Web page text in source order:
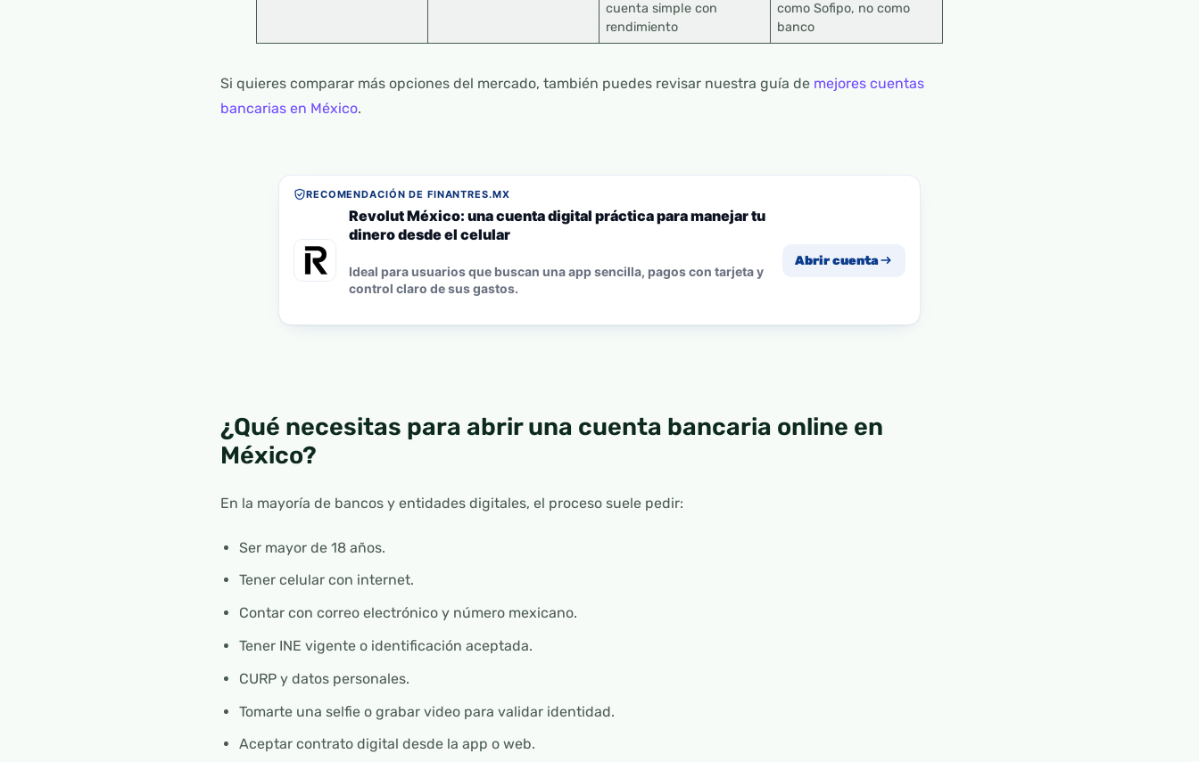
cuenta simple con
rendimiento
como Sofipo, no como
banco
Si quieres comparar más opciones del mercado, también puedes revisar nuestra guía de mejores cuentas
bancarias en México.
RECOMENDACIÓN DE FINANTRES.MX
Revolut México: una cuenta digital práctica para manejar tu
dinero desde el celular
Ideal para usuarios que buscan una app sencilla, pagos con tarjeta y
control claro de sus gastos.
Abrir cuenta
¿Qué necesitas para abrir una cuenta bancaria online en
México?
En la mayoría de bancos y entidades digitales, el proceso suele pedir:
Ser mayor de 18 años.
Tener celular con internet.
Contar con correo electrónico y número mexicano.
Tener INE vigente o identificación aceptada.
CURP y datos personales.
Tomarte una selfie o grabar video para validar identidad.
Aceptar contrato digital desde la app o web.